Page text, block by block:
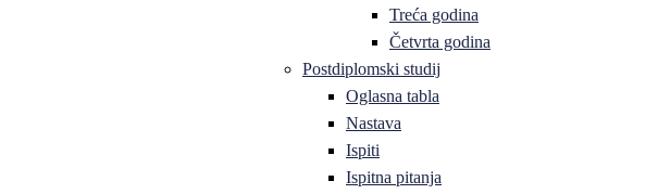
Treća godina
Četvrta godina
Postdiplomski studij
Oglasna tabla
Nastava
Ispiti
Ispitna pitanja